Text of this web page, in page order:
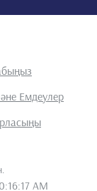
Емдеулер
AM